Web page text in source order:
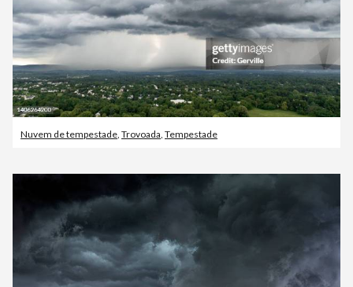
Nuvem de tempestade Trovoada Tempestade